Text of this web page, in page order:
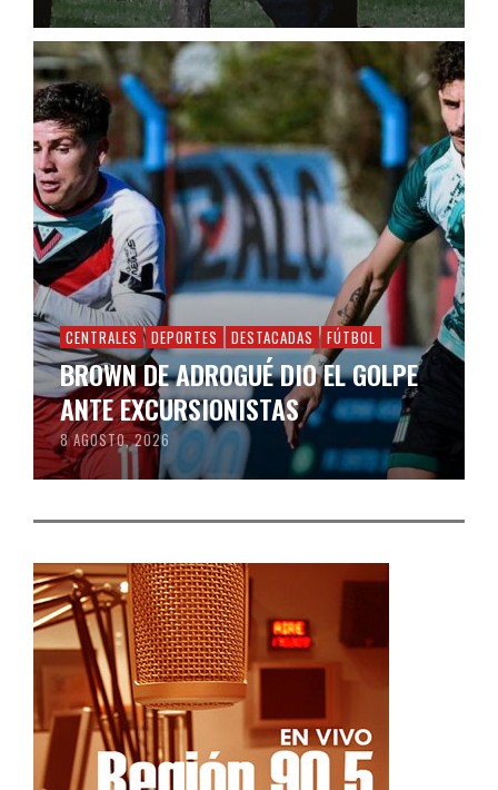
CENTRALES DEPORTES DESTACADAS FÚTBOL
BROWN DE ADROGUÉ DIO EL GOLPE
ANTE EXCURSIONISTAS
8 AGOSTO, 2026